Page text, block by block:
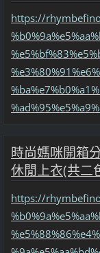
https://
時尚媽咪開箱
休閒上衣(共二
https://